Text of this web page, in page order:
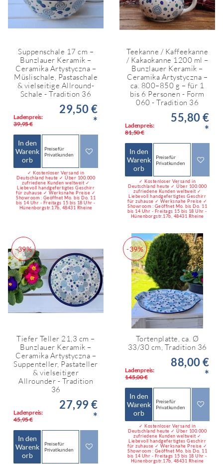
Suppenschale 17 cm –
Bunzlauer Keramik –
Ceramika Artystyczna –
Müslischale, Pastaschale
& vielseitige Allround-
Schale - Tradition 36
Ladenpreis:
39,95 €
29,50 €
*
In den
Warenk
orb
Preise für
Privatkunden
✓ Kostenloser Versand in
Deutschland heute ✓ Über 100.000
zufriedene Kunden weltweit ✓
Liebevoll handgefertigtes Geschirr
für zuhause ✓ Werksnahe Preise ✓
Showroom : Geöffnet Mo. bis Do. 11
bis 14 Uhr - Freitags 15 bis 18 Uhr -
Hünenborgstr.17b, 48431 Rheine
Teekanne / Kaffeekanne
/ Kakaokanne 1200 ml –
Bunzlauer Keramik –
Ceramika Artystyczna –
ca. 800–850 g – für 1
bis 6 Personen - Form
060 - Tradition 36
Ladenpreis:
81,50 €
55,80 €
*
In den
Warenk
orb
Preise für
Privatkunden
✓ Kostenloser Versand in
Deutschland heute ✓ Über 100.000
zufriedene Kunden weltweit ✓
Liebevoll handgefertigtes Geschirr
für zuhause ✓ Werksnahe Preise ✓
Showroom : Geöffnet Mo. bis Do. 11
bis 14 Uhr - Freitags 15 bis 18 Uhr -
Hünenborgstr.17b, 48431 Rheine
-39%
Tiefer Teller 21,3 cm –
Bunzlauer Keramik –
Ceramika Artystyczna –
Suppenteller, Pastateller
& vielseitiger
Allrounder - Tradition
36
Ladenpreis:
45,95 €
27,99 €
*
In den
Warenk
orb
Preise für
Privatkunden
-39%
Tortenplatte, ca. Ø
33/30 cm, Tradition 36
Ladenpreis:
145,00 €
88,00 €
*
In den
Warenk
orb
Preise für
Privatkunden
✓ Kostenloser Versand in
Deutschland heute ✓ Über 100.000
zufriedene Kunden weltweit ✓
Liebevoll handgefertigtes Geschirr
für zuhause ✓ Werksnahe Preise ✓
Showroom : Geöffnet Mo. bis Do. 11
bis 14 Uhr - Freitags 15 bis 18 Uhr -
Hünenborgstr.17b, 48431 Rheine